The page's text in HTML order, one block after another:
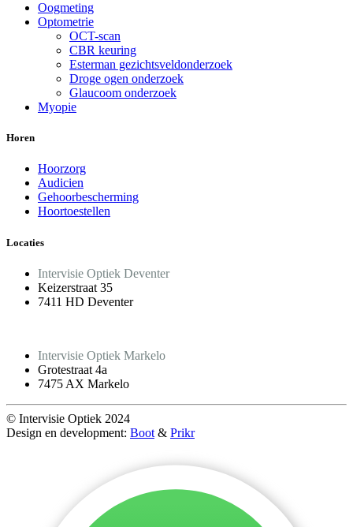
Oogmeting
Optometrie
OCT-scan
CBR keuring
Esterman gezichtsveldonderzoek
Droge ogen onderzoek
Glaucoom onderzoek
Myopie
Horen
Hoorzorg
Audicien
Gehoorbescherming
Hoortoestellen
Locaties
Intervisie Optiek Deventer
Keizerstraat 35
7411 HD Deventer
Intervisie Optiek Markelo
Grotestraat 4a
7475 AX Markelo
© Intervisie Optiek 2024
Design en development: Boot & Prikr